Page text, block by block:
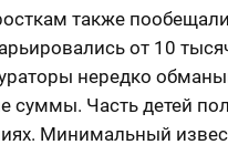
также
от 10
нередко
суммы. Часть детей
Минимальный